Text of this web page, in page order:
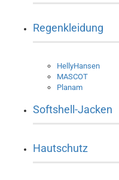
Regenkleidung
HellyHansen
MASCOT
Planam
Softshell-Jacken
Hautschutz